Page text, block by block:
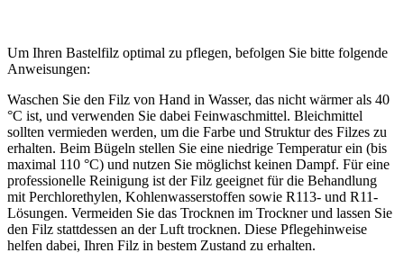
Um Ihren Bastelfilz optimal zu pflegen, befolgen Sie bitte folgende
Anweisungen:
Waschen Sie den Filz von Hand in Wasser, das nicht wärmer als 40
°C ist, und verwenden Sie dabei Feinwaschmittel. Bleichmittel
sollten vermieden werden, um die Farbe und Struktur des Filzes zu
erhalten. Beim Bügeln stellen Sie eine niedrige Temperatur ein (bis
maximal 110 °C) und nutzen Sie möglichst keinen Dampf. Für eine
professionelle Reinigung ist der Filz geeignet für die Behandlung
mit Perchlorethylen, Kohlenwasserstoffen sowie R113- und R11-
Lösungen. Vermeiden Sie das Trocknen im Trockner und lassen Sie
den Filz stattdessen an der Luft trocknen. Diese Pflegehinweise
helfen dabei, Ihren Filz in bestem Zustand zu erhalten.